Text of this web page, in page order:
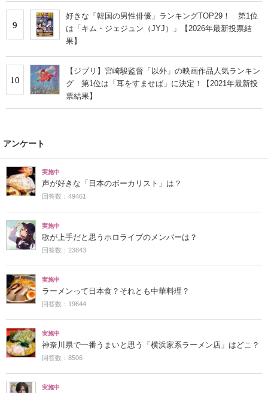
9
好きな「韓国の男性俳優」ランキングTOP29！ 第1位
は「キム・ジェジュン（JYJ）」【2026年最新投票結
果】
10
【ジブリ】宮崎駿監督「以外」の映画作品人気ランキン
グ 第1位は「耳をすませば」に決定！【2021年最新投
票結果】
アンケート
実施中
声が好きな「日本のボーカリスト」は？
回答数：49461
実施中
歌が上手だと思うホロライブのメンバーは？
回答数：23843
実施中
ラーメンって日本食？それとも中華料理？
回答数：19644
実施中
神奈川県で一番うまいと思う「横浜家系ラーメン店」はどこ？
回答数：8506
実施中